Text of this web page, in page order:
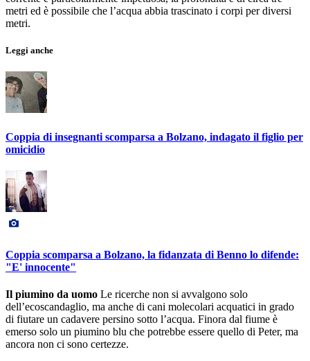
metri ed è possibile che l’acqua abbia trascinato i corpi per diversi
metri.
Leggi anche
Coppia di insegnanti scomparsa a Bolzano, indagato il figlio per
omicidio
Coppia scomparsa a Bolzano, la fidanzata di Benno lo difende:
"E' innocente"
Il piumino da uomo Le ricerche non si avvalgono solo
dell’ecoscandaglio, ma anche di cani molecolari acquatici in grado
di fiutare un cadavere persino sotto l’acqua. Finora dal fiume è
emerso solo un piumino blu che potrebbe essere quello di Peter, ma
ancora non ci sono certezze.